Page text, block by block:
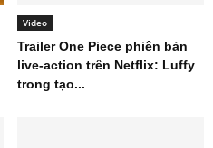
Video
Trailer One Piece phiên bản
live-action trên Netflix: Luffy
trong tạo...